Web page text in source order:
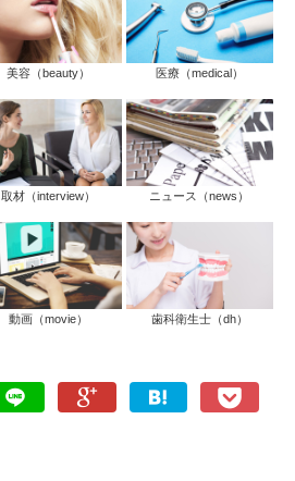
美容（beauty） 医療（medical）
取材（interview） ニュース（news）
動画（movie） 歯科衛生士（dh）